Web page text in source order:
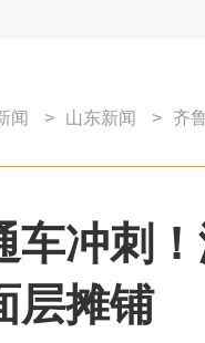
闻 > 山东新闻 > 齐
车冲刺
层摊铺